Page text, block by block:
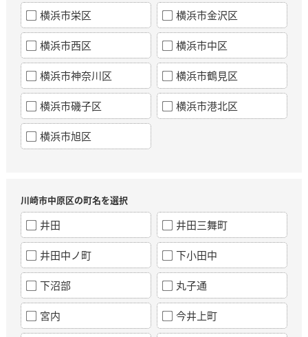
横浜市栄区 横浜市金沢区
横浜市西区 横浜市中区
横浜市神奈川区 横浜市鶴見区
横浜市磯子区 横浜市港北区
横浜市旭区
川崎市中原区の町名を選択
井田 井田三舞町
井田中ノ町 下小田中
下沼部 丸子通
宮内 今井上町